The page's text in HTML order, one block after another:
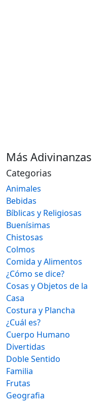
Más Adivinanzas
Categorias
Animales
Bebidas
Bíblicas y Religiosas
Buenísimas
Chistosas
Colmos
Comida y Alimentos
¿Cómo se dice?
Cosas y Objetos de la
Casa
Costura y Plancha
¿Cuál es?
Cuerpo Humano
Divertidas
Doble Sentido
Familia
Frutas
Geografia